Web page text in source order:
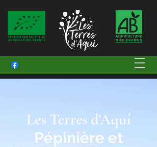
Les Terres d'Aquí
Pépinière et